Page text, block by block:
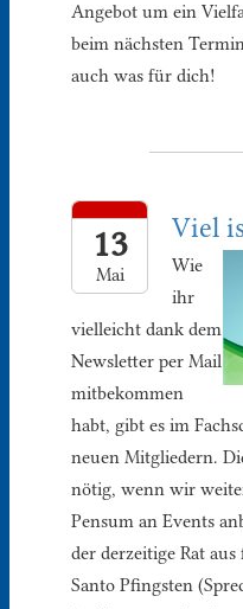
Angebot um ein
beim nächsten
auch was für dich!
13
Mai
Viel
Wie
ihr
vielleicht dank dem
Newsletter per Mail
mitbekommen
habt, gibt es im
neuen Mitgliedern.
nötig, wenn wir
Pensum an Events
der derzeitige Rat
Santo Pfingsten